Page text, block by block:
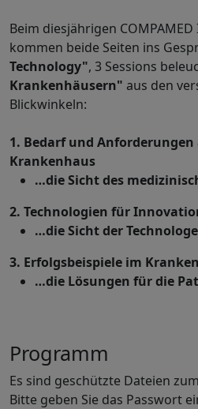
Beim diesjährigen
kommen beide Seiten ins
Technology", 3 Sessions
Krankenhäusern" aus den
Blickwinkeln:
1. Bedarf und
Krankenhaus
…die Sicht des
2. Technologien für
…die Sicht der
3. Erfolgsbeispiele im
…die Lösungen für die
Programm
Es sind geschützte Dateien
Bitte geben Sie das Passwort